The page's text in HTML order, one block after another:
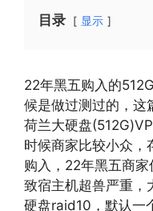
目录 显示
22年黑五购入的
候是做过测过的，
荷兰大硬盘
时候商家比较小众，
购入，22年黑五商
致宿主机超兽严重，
硬盘raid10，默认一